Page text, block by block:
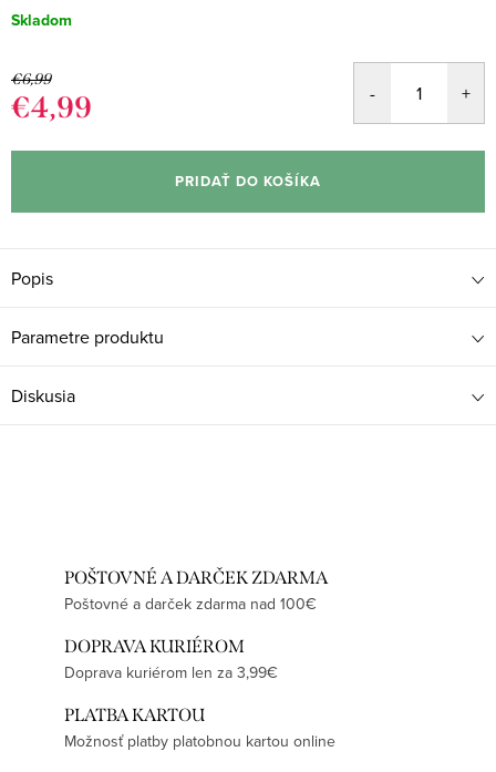
Skladom
€6,99
€4,99
cena:
PRIDAŤ DO KOŠÍKA
Popis
Parametre produktu
Diskusia
POŠTOVNÉ A DARČEK ZDARMA
Poštovné a darček zdarma nad 100€
DOPRAVA KURIÉROM
Doprava kuriérom len za 3,99€
PLATBA KARTOU
Možnosť platby platobnou kartou online